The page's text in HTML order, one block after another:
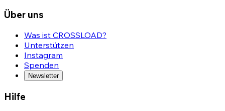
Über uns
Was ist CROSSLOAD?
Unterstützen
Instagram
Spenden
Newsletter
Hilfe